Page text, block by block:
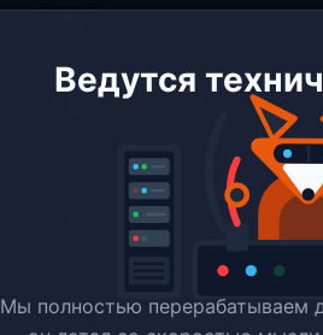
Ведутся
Мы полностью перерабатываем